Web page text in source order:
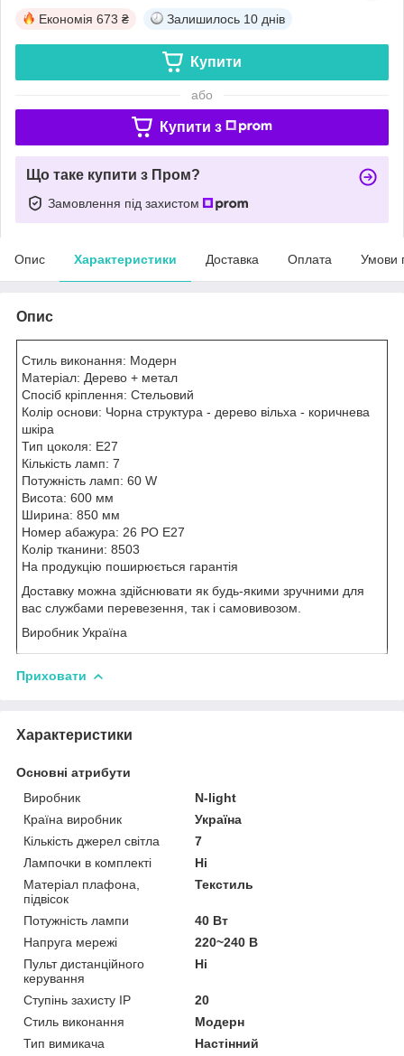
Економія 673 ₴ Залишилось 10 днів
Купити
або
Купити з
Що таке купити з Пром?
Замовлення під захистом
Опис Характеристики Доставка Оплата Умови
Опис
Стиль виконання: Модерн
Матеріал: Дерево + метал
Спосіб кріплення: Стельовий
Колір основи: Чорна структура - дерево вільха - коричнева
шкіра
Тип цоколя: E27
Кількість ламп: 7
Потужність ламп: 60 W
Висота: 600 мм
Ширина: 850 мм
Номер абажура: 26 PO E27
Колір тканини: 8503
На продукцію поширюється гарантія
Доставку можна здійснювати як будь-якими зручними для
вас службами перевезення, так і самовивозом.
Виробник Україна
Приховати
Характеристики
Основні атрибути
Виробник
N-light
Країна виробник
Україна
Кількість джерел світла
7
Лампочки в комплекті
Ні
Матеріал плафона,
підвісок
Текстиль
Потужність лампи
40 Вт
Напруга мережі
220~240 В
Пульт дистанційного
керування
Ні
Ступінь захисту IP
20
Стиль виконання
Модерн
Тип вимикача
Настінний